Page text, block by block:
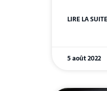
LIRE LA SUITE
5 août 2022